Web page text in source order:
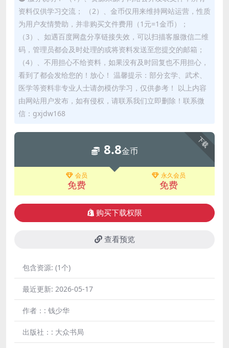
资料仅供学习交流； （2）、金币仅用来维持网站运营，性质
为用户友情赞助，并非购买文件费用（1元=1金币）；
（3）、如遇百度网盘分享链接失效，可以扫描客服微信二维
码，管理员都会及时处理的或将资料发送至您提交的邮箱；
（4）、不用担心不给资料，如果没有及时回复也不用担心，
看到了都会发给您的！放心！ 温馨提示：部分玄学、武术、
医学等资料非专业人士请勿模仿学习，仅供参考！ 以上内容
由网站用户发布，如有侵权，请联系我们立即删除！联系微
信：gxjdw168
下载
8.8金币
会员
免费
永久会员
免费
购买下载权限
查看预览
包含资源: (1个)
最近更新: 2026-05-17
作者：: 钱少华
出版社：: 大众书局